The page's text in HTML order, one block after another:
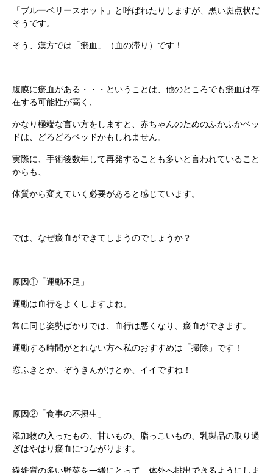
「ブルーベリースポット」と呼ばれたりしますが、黒い斑点状だ
そうです。
そう、漢方では「瘀血」（血の滞り）です！
腹膜に瘀血がある・・・ということは、他のところでも瘀血は存
在する可能性が高く、
かなり極端な言い方をしますと、赤ちゃんのためのふかふかベッ
ドは、どろどろベッドかもしれません。
実際に、手術後数年して再発することも多いと言われていること
からも、
体質から変えていく必要があると感じています。
では、なぜ瘀血ができてしまうのでしょうか？
原因①「運動不足」
運動は血行をよくしますよね。
常に同じ姿勢ばかりでは、血行は悪くなり、瘀血ができます。
運動する時間がとれない方へ私のおすすめは「掃除」です！
窓ふきとか、ぞうきんがけとか、イイですね！
原因②「食事の不摂生」
添加物の入ったもの、甘いもの、脂っこいもの、乳製品の取り過
ぎはやはり瘀血につながります。
繊維質の多い野菜を一緒にとって、体外へ排出できるようにしま